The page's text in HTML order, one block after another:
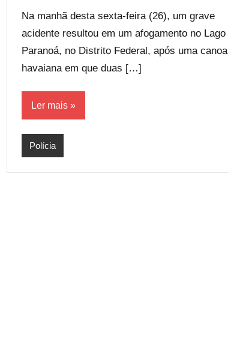
Na manhã desta sexta-feira (26), um grave
acidente resultou em um afogamento no Lago
Paranoá, no Distrito Federal, após uma canoa
havaiana em que duas […]
Ler mais
Polícia